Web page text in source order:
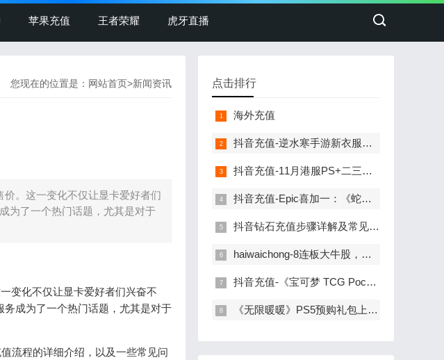
苹果充值 王者荣耀 虎牙直播
您现在的位置是： 网站首页>新闻资讯
。这一变化不仅让显卡爱好者们
为了一个热门话题，尤其是对于
变化不仅让显卡爱好者们兴奋不
务成为了一个热门话题，尤其是对于
流程的详细介绍，以及一些常见问
点击排行
海外充值
抖音充值-逆水寒手游新衣服刚上线销冠就重拳出击！圈外人最喜欢看的一集！
抖音充值-11月港服PS+二三档会免公布！消光2、如龙维新极等
抖音充值-Epic喜加一：《蛇鸟：完整版》免费领取
抖音钻石充值步骤详解及常见问题解答
haiwaichong-8连板大牛股，遭证监会立案调查！
抖音充值-《宝可梦 TCG Pocket》更新计划：将推出交换功能
《无限暖暖》PS5预购礼包上架：国服售价68元，小陪伴充值更添乐趣